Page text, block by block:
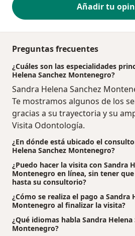
Añadir tu
Preguntas frecuentes
¿Cuáles son las especialidades
Helena Sanchez Montenegro?
Sandra Helena Sanchez
Te mostramos algunos de los
gracias a su trayectoria y su
Visita Odontología.
¿En dónde está ubicado el
Helena Sanchez Montenegro?
¿Puedo hacer la visita con Sandra
Montenegro en línea, sin tener
hasta su consultorio?
¿Cómo se realiza el pago a Sandra
Montenegro al finalizar la visita?
¿Qué idiomas habla Sandra Helena
Montenegro?